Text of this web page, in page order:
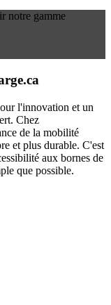
notre gamme
l'innovation et un
Chez
de la mobilité
et plus durable. C'est
aux bornes de
que possible.